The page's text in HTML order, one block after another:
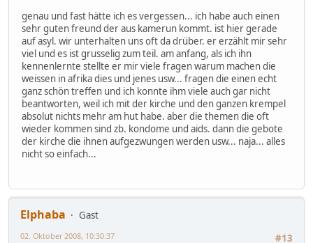
genau und fast hätte ich es vergessen... ich habe auch einen
sehr guten freund der aus kamerun kommt. ist hier gerade
auf asyl. wir unterhalten uns oft da drüber. er erzählt mir sehr
viel und es ist grusselig zum teil. am anfang, als ich ihn
kennenlernte stellte er mir viele fragen warum machen die
weissen in afrika dies und jenes usw... fragen die einen echt
ganz schön treffen und ich konnte ihm viele auch gar nicht
beantworten, weil ich mit der kirche und den ganzen krempel
absolut nichts mehr am hut habe. aber die themen die oft
wieder kommen sind zb. kondome und aids. dann die gebote
der kirche die ihnen aufgezwungen werden usw... naja... alles
nicht so einfach...
Elphaba
Gast
#13
02. Oktober 2008, 10:30:37